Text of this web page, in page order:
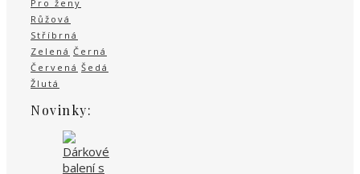
Pro ženy
Růžová
Stříbrná
Zelená Černá
Červená Šedá
Žlutá
Novinky: